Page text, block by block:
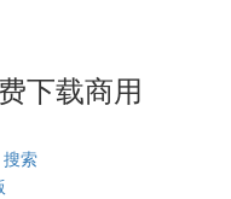
下载商用
搜索